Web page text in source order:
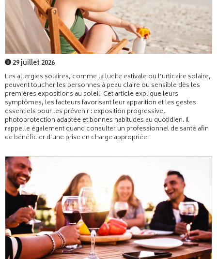
29 juillet 2026
Les allergies solaires, comme la lucite estivale ou l’urticaire solaire,
peuvent toucher les personnes à peau claire ou sensible dès les
premières expositions au soleil. Cet article explique leurs
symptômes, les facteurs favorisant leur apparition et les gestes
essentiels pour les prévenir : exposition progressive,
photoprotection adaptée et bonnes habitudes au quotidien. Il
rappelle également quand consulter un professionnel de santé afin
de bénéficier d’une prise en charge appropriée.